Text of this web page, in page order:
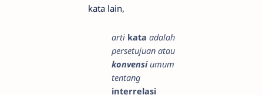
kata lain,
arti kata adalah
persetujuan atau
konvensiumum
tentang
interrelasi